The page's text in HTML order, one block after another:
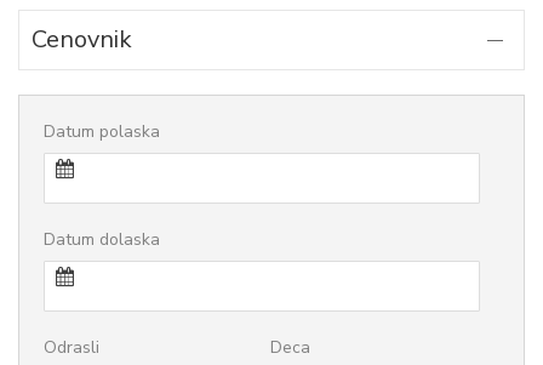
Cenovnik
Datum polaska
Datum dolaska
Odrasli Deca